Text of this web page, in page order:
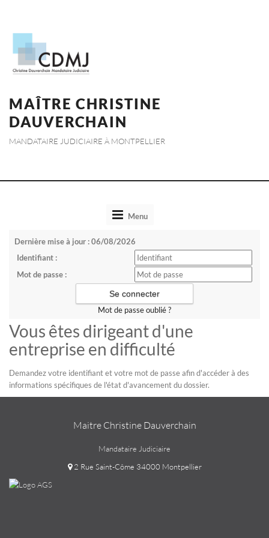
MAÎTRE CHRISTINE
DAUVERCHAIN
MANDATAIRE JUDICIAIRE À MONTPELLIER
ToggleMenu
Dernière mise à jour : 06/08/2026
Identifiant :
Mot de passe :
Mot de passe oublié ?
Vous êtes dirigeant d'une
entreprise en difficulté
Demandez votre identifiant et votre mot de passe afin d'accéder à des
informations spécifiques de l'état d'avancement du dossier.
Maitre Christine Dauverchain
Mandataire Judiciaire
2 Rue Saint-Côme 34000 Montpellier